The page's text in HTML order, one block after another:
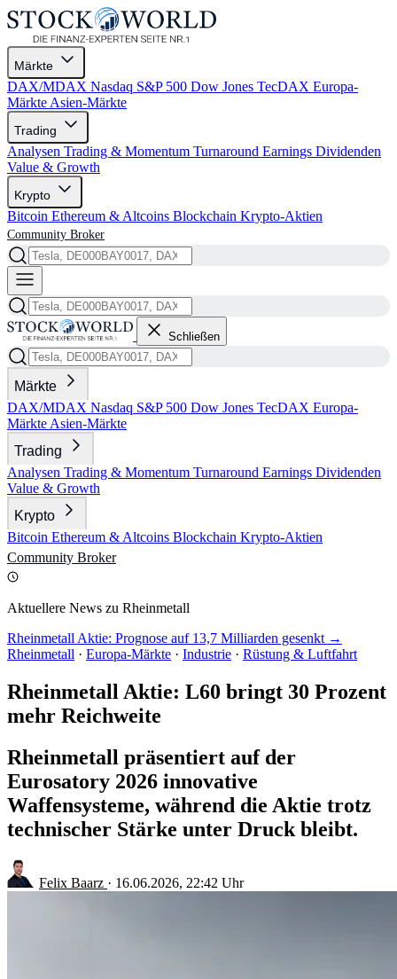
Märkte
DAX/MDAX Nasdaq S&P 500 Dow Jones TecDAX Europa-
Märkte Asien-Märkte
Trading
Analysen Trading & Momentum Turnaround Earnings Dividenden
Value & Growth
Krypto
Bitcoin Ethereum & Altcoins Blockchain Krypto-Aktien
Community Broker
Schließen
Märkte
DAX/MDAX Nasdaq S&P 500 Dow Jones TecDAX Europa-
Märkte Asien-Märkte
Trading
Analysen Trading & Momentum Turnaround Earnings Dividenden
Value & Growth
Krypto
Bitcoin Ethereum & Altcoins Blockchain Krypto-Aktien
Community Broker
Aktuellere News zu Rheinmetall
Rheinmetall Aktie: Prognose auf 13,7 Milliarden gesenkt →
Rheinmetall · Europa-Märkte · Industrie · Rüstung & Luftfahrt
Rheinmetall Aktie: L60 bringt 30 Prozent
mehr Reichweite
Rheinmetall präsentiert auf der
Eurosatory 2026 innovative
Waffensysteme, während die Aktie trotz
technischer Stärke unter Druck bleibt.
Felix Baarz · 16.06.2026, 22:42 Uhr